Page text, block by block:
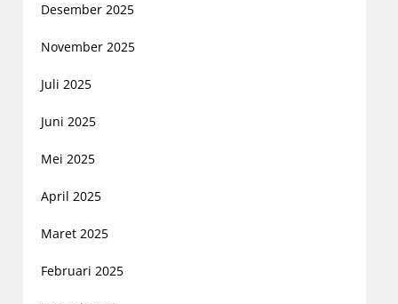
Desember 2025
November 2025
Juli 2025
Juni 2025
Mei 2025
April 2025
Maret 2025
Februari 2025